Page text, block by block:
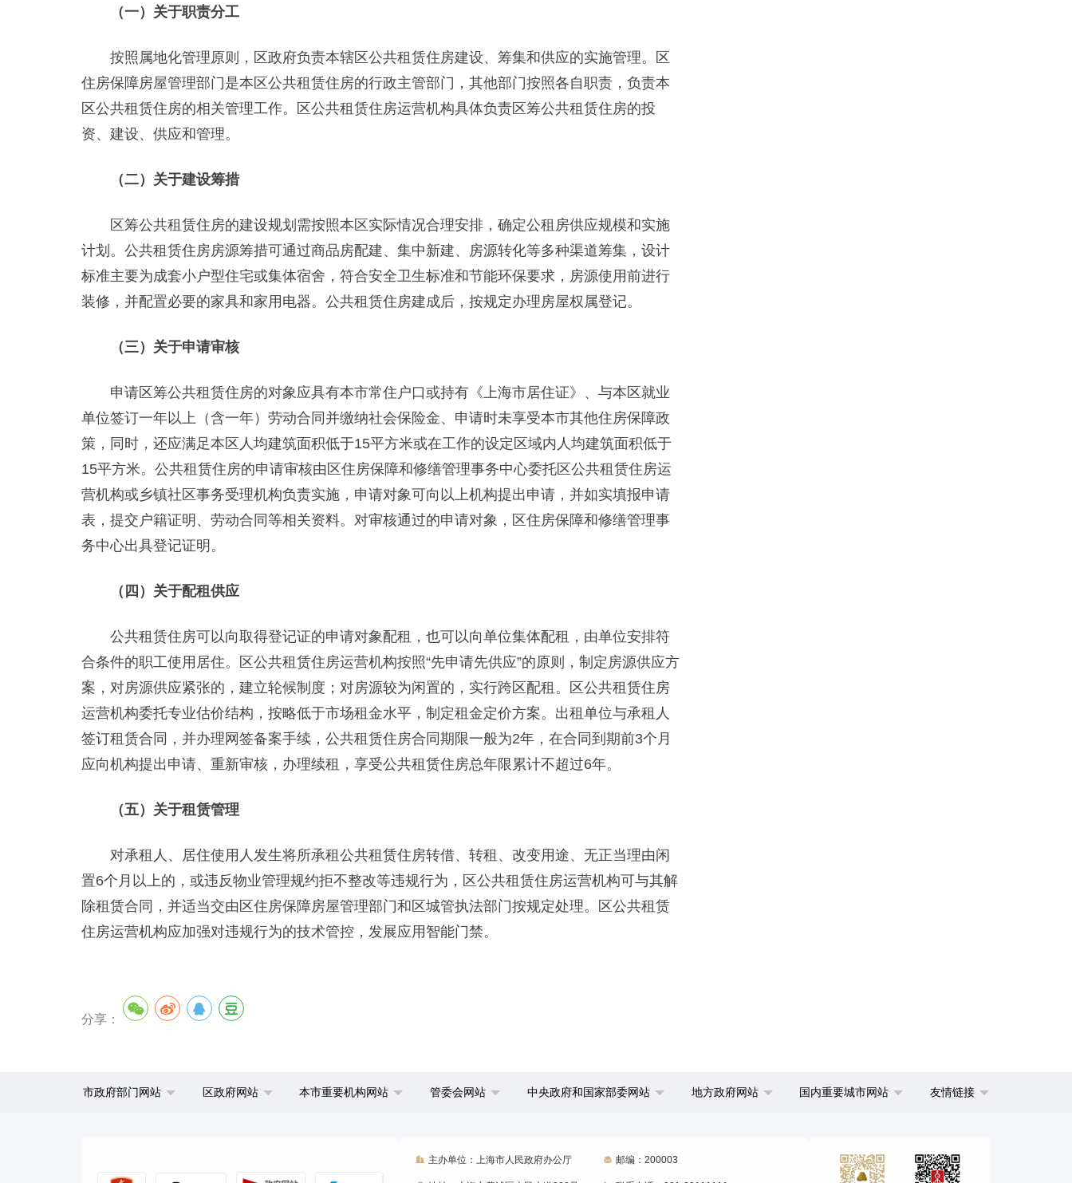
（一）关于职责分工
按照属地化管理原则，区政府负责本辖区公共租赁住房建设、筹集和供应的实施管理。区
住房保障房屋管理部门是本区公共租赁住房的行政主管部门，其他部门按照各自职责，负责本
区公共租赁住房的相关管理工作。区公共租赁住房运营机构具体负责区筹公共租赁住房的投
资、建设、供应和管理。
（二）关于建设筹措
区筹公共租赁住房的建设规划需按照本区实际情况合理安排，确定公租房供应规模和实施
计划。公共租赁住房房源筹措可通过商品房配建、集中新建、房源转化等多种渠道筹集，设计
标准主要为成套小户型住宅或集体宿舍，符合安全卫生标准和节能环保要求，房源使用前进行
装修，并配置必要的家具和家用电器。公共租赁住房建成后，按规定办理房屋权属登记。
（三）关于申请审核
申请区筹公共租赁住房的对象应具有本市常住户口或持有《上海市居住证》、与本区就业
单位签订一年以上（含一年）劳动合同并缴纳社会保险金、申请时未享受本市其他住房保障政
策，同时，还应满足本区人均建筑面积低于15平方米或在工作的设定区域内人均建筑面积低于
15平方米。公共租赁住房的申请审核由区住房保障和修缮管理事务中心委托区公共租赁住房运
营机构或乡镇社区事务受理机构负责实施，申请对象可向以上机构提出申请，并如实填报申请
表，提交户籍证明、劳动合同等相关资料。对审核通过的申请对象，区住房保障和修缮管理事
务中心出具登记证明。
（四）关于配租供应
公共租赁住房可以向取得登记证的申请对象配租，也可以向单位集体配租，由单位安排符
合条件的职工使用居住。区公共租赁住房运营机构按照“先申请先供应”的原则，制定房源供应方
案，对房源供应紧张的，建立轮候制度；对房源较为闲置的，实行跨区配租。区公共租赁住房
运营机构委托专业估价结构，按略低于市场租金水平，制定租金定价方案。出租单位与承租人
签订租赁合同，并办理网签备案手续，公共租赁住房合同期限一般为2年，在合同到期前3个月
应向机构提出申请、重新审核，办理续租，享受公共租赁住房总年限累计不超过6年。
（五）关于租赁管理
对承租人、居住使用人发生将所承租公共租赁住房转借、转租、改变用途、无正当理由闲
置6个月以上的，或违反物业管理规约拒不整改等违规行为，区公共租赁住房运营机构可与其解
除租赁合同，并适当交由区住房保障房屋管理部门和区城管执法部门按规定处理。区公共租赁
住房运营机构应加强对违规行为的技术管控，发展应用智能门禁。
分享：
市政府部门网站 区政府网站 本市重要机构网站 管委会网站 中央政府和国家部委网站 地方政府网站 国内重要城市网站 友情链接
主办单位：上海市人民政府办公厅 邮编：200003